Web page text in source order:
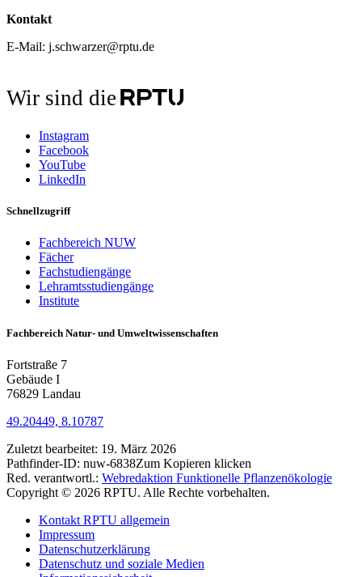
Kontakt
E-Mail: j.schwarzer@rptu.de
Wir sind die
Instagram
Facebook
YouTube
LinkedIn
Schnellzugriff
Fachbereich NUW
Fächer
Fachstudiengänge
Lehramtsstudiengänge
Institute
Fachbereich Natur- und Umweltwissenschaften
Fortstraße 7
Gebäude I
76829 Landau
49.20449, 8.10787
Zuletzt bearbeitet: 19. März 2026
Pathfinder-ID: nuw-6838Zum Kopieren klicken
Red. verantwortl.: Webredaktion Funktionelle Pflanzenökologie
Copyright © 2026 RPTU. Alle Rechte vorbehalten.
Kontakt RPTU allgemein
Impressum
Datenschutzerklärung
Datenschutz und soziale Medien